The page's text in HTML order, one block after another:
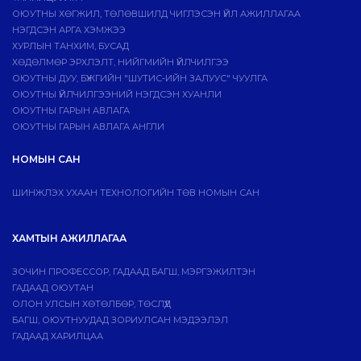
ОЮУТНЫ ХӨГЖИЛ, ТӨЛӨВШИЛД ЧИГЛЭСЭН ҮЙЛ АЖИЛЛАГАА
НЭГДСЭН АРГА ХЭМЖЭЭ
ХУРЛЫН ТАНХИМ, БУСАД
ХӨДӨЛМӨР ЭРХЛЭЛТ, НИЙГМИЙН ҮЙЛЧИЛГЭЭ
ОЮУТНЫ ДУУ, БҮЖГИЙН "ШУТИС-ИЙН ЗАЛУУС" ЧУУЛГА
ОЮУТНЫ ҮЙЛЧИЛГЭЭНИЙ НЭГДСЭН ХУАНЛИ
ОЮУТНЫ ГАРЫН АВЛАГА
ОЮУТНЫ ГАРЫН АВЛАГА АНГЛИ
НОМЫН САН
ШИНЖЛЭХ УХААН ТЕХНОЛОГИЙН ТӨВ НОМЫН САН
ХАМТЫН АЖИЛЛАГАА
ЗОЧИН ПРОФЕССОР, ГАДААД БАГШ, МЭРГЭЖИЛТЭН
ГАДААД ОЮУТАН
ОЛОН УЛСЫН ХӨТӨЛБӨР, ТӨСЛҮҮД
БАГШ, ОЮУТНУУДАД ЗОРИУЛСАН МЭДЭЭЛЭЛ
ГАДААД ХАРИЛЦАА